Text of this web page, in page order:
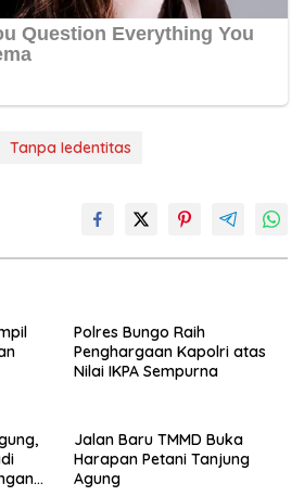
Tanpa Iedentitas
Polres Bungo Raih
Penghargaan Kapolri atas
Nilai IKPA Sempurna
Jalan Baru TMMD Buka
Harapan Petani Tanjung
Agung